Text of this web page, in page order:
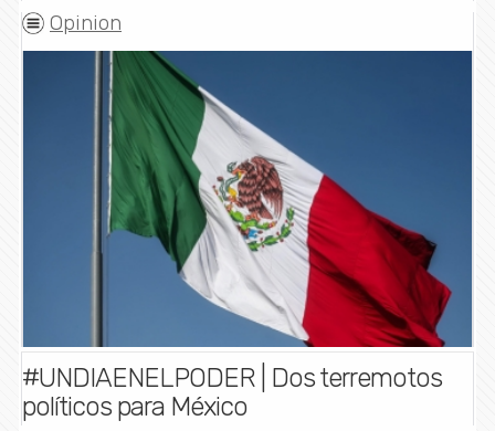
Opinion
#UNDIAENELPODER | Dos terremotos
políticos para México